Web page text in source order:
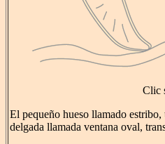
Clic
El pequeño hueso llamado estribo,
delgada llamada ventana oval,